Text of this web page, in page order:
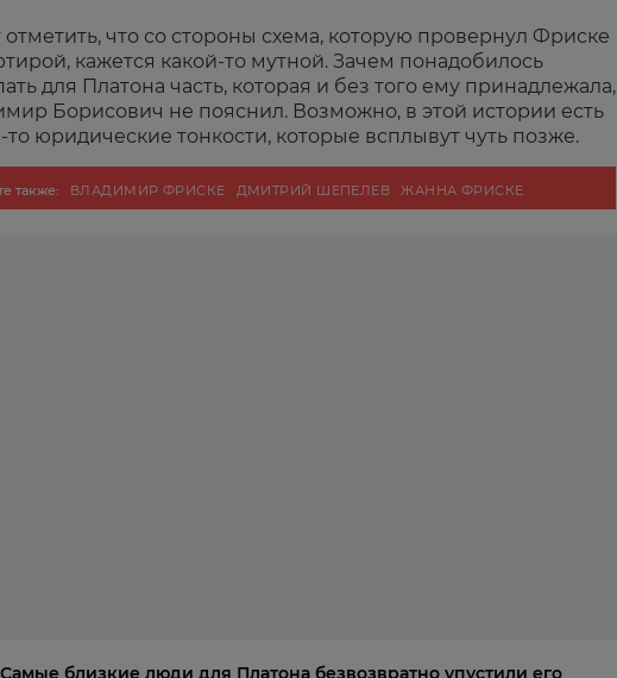
отметить, что со стороны схема, которую провернул Фриске
кажется какой-то мутной. Зачем понадобилось
для Платона часть, которая и без того ему принадлежала,
Борисович не пояснил. Возможно, в этой истории есть
то юридические тонкости, которые всплывут чуть позже.
также: ВЛАДИМИР ФРИСКЕ ДМИТРИЙ ШЕПЕЛЕВ ЖАННА ФРИСКЕ
близкие люди для Платона безвозвратно упустили его